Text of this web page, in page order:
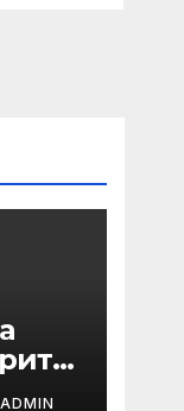
ADMIN